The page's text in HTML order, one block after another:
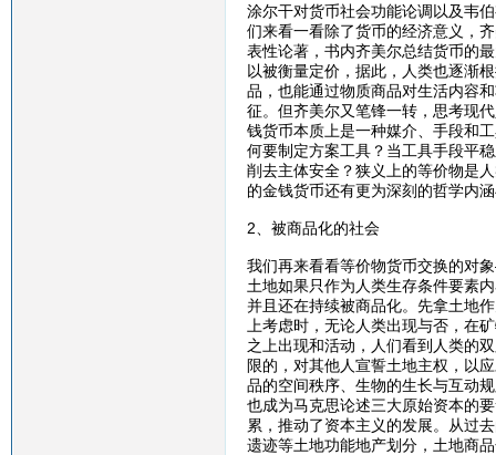
涂尔干对货币社会功能论调以及韦
们来看一看除了货币的经济意义，
表性论著，书内齐美尔总结货币的
以被衡量定价，据此，人类也逐渐
品，也能通过物质商品对生活内容
征。但齐美尔又笔锋一转，思考现
钱货币本质上是一种媒介、手段和
何要制定方案工具？当工具手段平
削去主体安全？狭义上的等价物是
的金钱货币还有更为深刻的哲学内
2、被商品化的社会
我们再来看看等价物货币交换的对
土地如果只作为人类生存条件要素
并且还在持续被商品化。先拿土地
上考虑时，无论人类出现与否，在
之上出现和活动，人们看到人类的
限的，对其他人宣誓土地主权，以
品的空间秩序、生物的生长与互动
也成为马克思论述三大原始资本的
累，推动了资本主义的发展。从过
遗迹等土地功能地产划分，土地商